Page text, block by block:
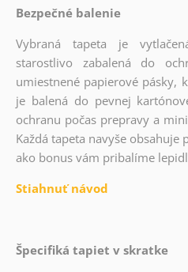
Bezpečné balenie
Vybraná tapeta je
starostlivo zabalená do
umiestnené papierové pásky,
je balená do pevnej
ochranu počas prepravy a
Každá tapeta navyše obsahuje
ako bonus vám pribalíme
Stiahnuť návod
Špecifiká tapiet v skratke